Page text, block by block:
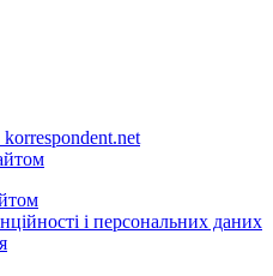
korrespondent.net
і персональних даних